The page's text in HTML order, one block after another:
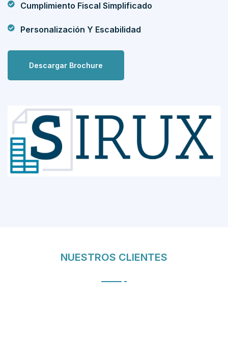
Cumplimiento Fiscal Simplificado
Personalización Y Escabilidad
Descargar Brochure
NUESTROS CLIENTES